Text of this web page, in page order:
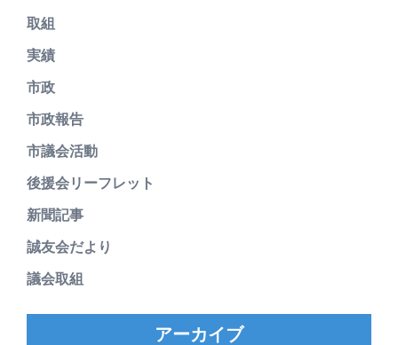
取組
実績
市政
市政報告
市議会活動
後援会リーフレット
新聞記事
誠友会だより
議会取組
アーカイブ